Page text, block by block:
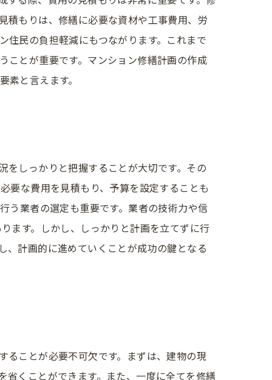
積もりは、修繕に必要な資材や工事費用、労
住民の負担軽減にもつながります。これまで
ことが重要です。マンション修繕計画の作成
と言えます。
をしっかりと把握することが大切です。その
要な費用を見積もり、予算を設定することも
う業者の選定も重要です。業者の技術力や信
ます。しかし、しっかりと計画を立てずに行
、計画的に進めていくことが成功の鍵となる
ることが必要不可欠です。まずは、建物の現
くことができます。また、一度に全てを修繕